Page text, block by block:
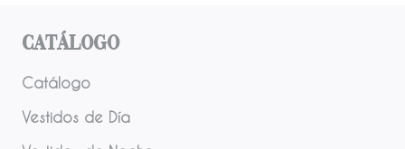
Catálogo
Catálogo
Vestidos de Día